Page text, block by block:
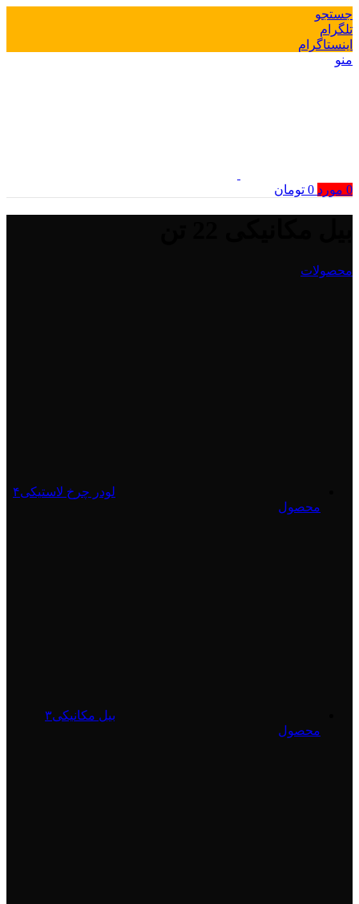
جستجو
تلگرام
اینستاگرام
منو
0 مورد 0 تومان
محصولات
لودر چرخ لاستیکی۴
محصول
بیل مکانیکی۳
محصول